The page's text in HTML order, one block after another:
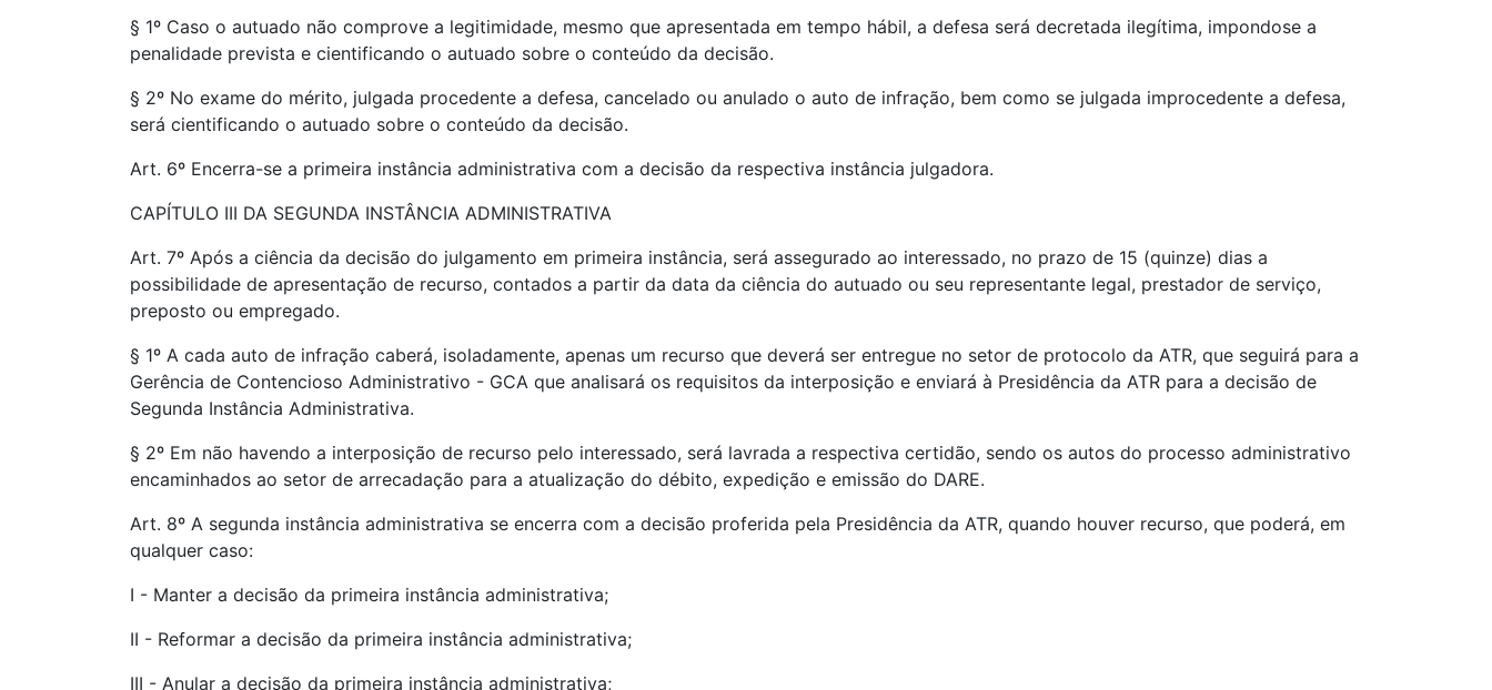
§ 1º Caso o autuado não comprove a legitimidade, mesmo que apresentada em tempo hábil, a defesa será decretada ilegítima, impondose a
penalidade prevista e cientificando o autuado sobre o conteúdo da decisão.
§ 2º No exame do mérito, julgada procedente a defesa, cancelado ou anulado o auto de infração, bem como se julgada improcedente a defesa,
será cientificando o autuado sobre o conteúdo da decisão.
Art. 6º Encerra-se a primeira instância administrativa com a decisão da respectiva instância julgadora.
CAPÍTULO III DA SEGUNDA INSTÂNCIA ADMINISTRATIVA
Art. 7º Após a ciência da decisão do julgamento em primeira instância, será assegurado ao interessado, no prazo de 15 (quinze) dias a
possibilidade de apresentação de recurso, contados a partir da data da ciência do autuado ou seu representante legal, prestador de serviço,
preposto ou empregado.
§ 1º A cada auto de infração caberá, isoladamente, apenas um recurso que deverá ser entregue no setor de protocolo da ATR, que seguirá para a
Gerência de Contencioso Administrativo - GCA que analisará os requisitos da interposição e enviará à Presidência da ATR para a decisão de
Segunda Instância Administrativa.
§ 2º Em não havendo a interposição de recurso pelo interessado, será lavrada a respectiva certidão, sendo os autos do processo administrativo
encaminhados ao setor de arrecadação para a atualização do débito, expedição e emissão do DARE.
Art. 8º A segunda instância administrativa se encerra com a decisão proferida pela Presidência da ATR, quando houver recurso, que poderá, em
qualquer caso:
I - Manter a decisão da primeira instância administrativa;
II - Reformar a decisão da primeira instância administrativa;
III - Anular a decisão da primeira instância administrativa;